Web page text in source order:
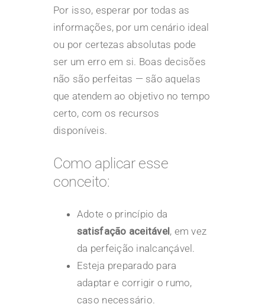
Por isso, esperar por todas as
informações, por um cenário ideal
ou por certezas absolutas pode
ser um erro em si. Boas decisões
não são perfeitas — são aquelas
que atendem ao objetivo no tempo
certo, com os recursos
disponíveis.
Como aplicar esse
conceito:
Adote o princípio da
satisfação aceitável, em vez
da perfeição inalcançável.
Esteja preparado para
adaptar e corrigir o rumo,
caso necessário.